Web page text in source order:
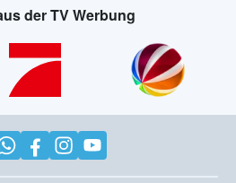
der TV Werbung